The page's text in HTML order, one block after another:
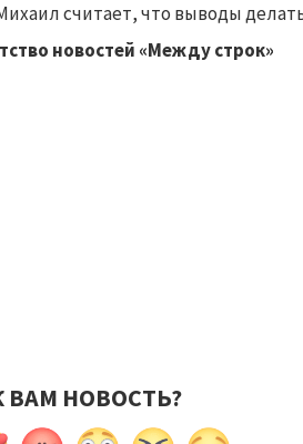
считает, что выводы
новостей «Между строк»
ВАМ НОВОСТЬ?